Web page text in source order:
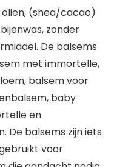
(shea/cacao)
zonder
De balsems
met immortelle,
balsem voor
baby
en
De balsems zijn iets
voor